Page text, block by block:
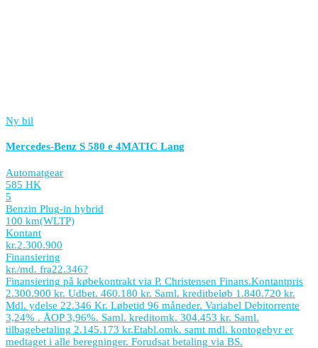
Ny bil
Mercedes-Benz S 580 e 4MATIC Lang
Automatgear
585 HK
5
Benzin Plug-in hybrid
100 km(WLTP)
Kontant
kr.2.300.900
Finansiering
kr./md. fra22.346?
Finansiering på købekontrakt via P. Christensen Finans.Kontantpris
2.300.900 kr. Udbet. 460.180 kr. Saml. kreditbeløb 1.840.720 kr.
Mdl. ydelse 22.346 Kr. Løbetid 96 måneder. Variabel Debitorrente
3,24% . ÅOP 3,96%. Saml. kreditomk. 304.453 kr. Saml.
tilbagebetaling 2.145.173 kr.Etabl.omk. samt mdl. kontogebyr er
medtaget i alle beregninger. Forudsat betaling via BS.